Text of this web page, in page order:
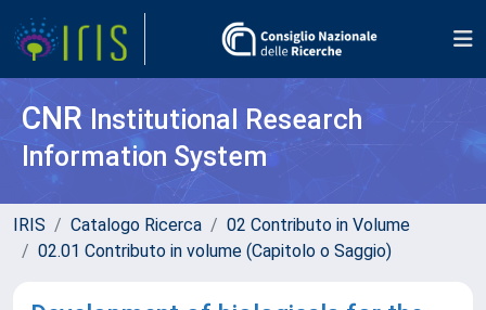
CNR Institutional Research
Information System
IRIS Catalogo Ricerca
02 Contributo in Volume
02.01 Contributo in volume (Capitolo o Saggio)